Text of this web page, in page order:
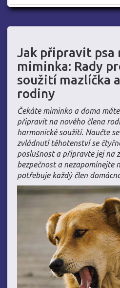
Jak připravit psa
miminka: Rady
soužití mazlíčka
rodiny
Čekáte miminko a doma
připravit na nového člena
harmonické soužití. Naučte
zvládnutí těhotenství se
poslušnost a připravte jej na
bezpečnost a nezapomínejte
potřebuje každý člen